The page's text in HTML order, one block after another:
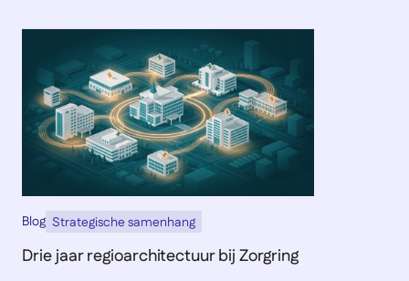
Blog Strategische samenhang
Drie jaar regioarchitectuur bij Zorgring